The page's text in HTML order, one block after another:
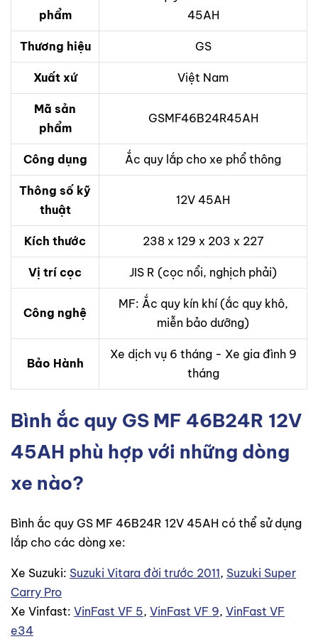
phẩm
45AH
Thương hiệu GS
Xuất xứ Việt Nam
Mã sản
phẩm
GSMF46B24R45AH
Công dụng Ắc quy lắp cho xe phổ thông
Thông số kỹ
thuật
12V 45AH
Kích thước 238 x 129 x 203 x 227
Vị trí cọc JIS R (cọc nổi, nghịch phải)
Công nghệ
MF: Ắc quy kín khí (ắc quy khô,
miễn bảo dưỡng)
Bảo Hành
Xe dịch vụ 6 tháng - Xe gia đình 9
tháng
Bình ắc quy GS MF 46B24R 12V
45AH phù hợp với những dòng
xe nào?
Bình ắc quy GS MF 46B24R 12V 45AH có thể sử dụng
lắp cho các dòng xe:
Xe Suzuki: Suzuki Vitara đời trước 2011, Suzuki Super
Carry Pro
Xe Vinfast: VinFast VF 5, VinFast VF 9, VinFast VF
e34